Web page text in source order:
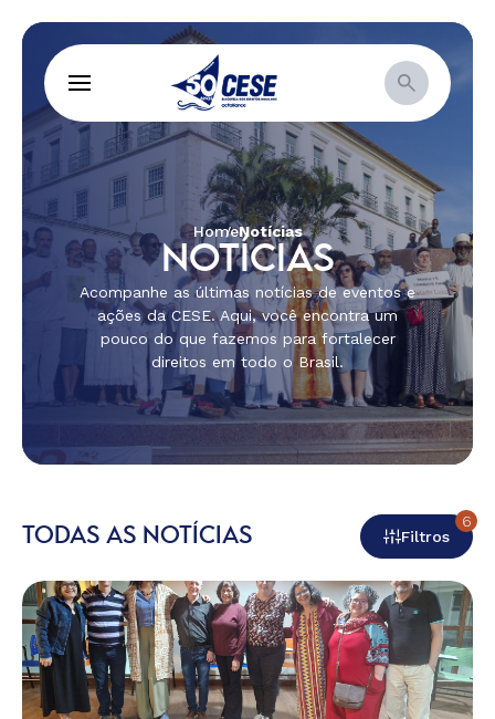
HomeNotícias
NOTÍCIAS
Acompanhe as últimas notícias de eventos e
ações da CESE. Aqui, você encontra um
pouco do que fazemos para fortalecer
direitos em todo o Brasil.
TODAS AS NOTÍCIAS Filtros
6